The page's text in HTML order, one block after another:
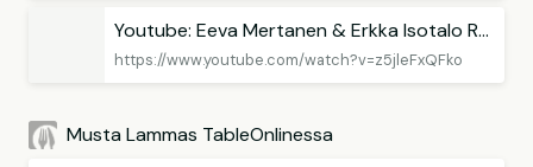
Youtube: Eeva Mertanen & Erkka Isotalo Ravintolamestareilta puhuvat TableOnlinesta
https://www.youtube.com/watch?v=z5jleFxQFko
Musta Lammas TableOnlinessa